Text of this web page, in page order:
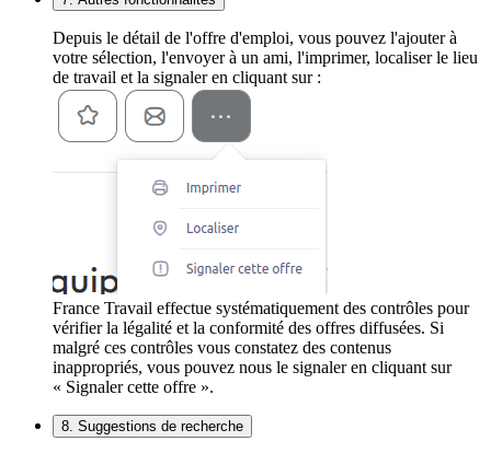
Depuis le détail de l'offre d'emploi, vous pouvez l'ajouter à
votre sélection, l'envoyer à un ami, l'imprimer, localiser le lieu
de travail et la signaler en cliquant sur :
France Travail effectue systématiquement des contrôles pour
vérifier la légalité et la conformité des offres diffusées. Si
malgré ces contrôles vous constatez des contenus
inappropriés, vous pouvez nous le signaler en cliquant sur
« Signaler cette offre ».
8. Suggestions de recherche